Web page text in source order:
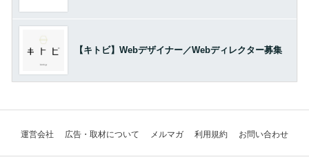
【キトビ】Webデザイナー／Webディレクター募集
運営会社 広告・取材について メルマガ 利用規約 お問い合わせ